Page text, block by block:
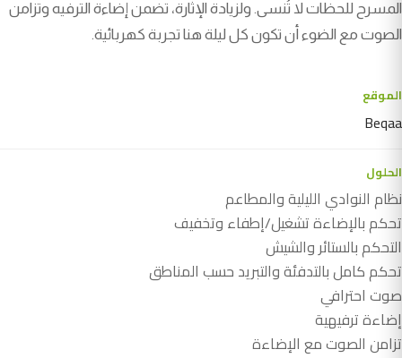
المسرح للحظات لا تُنسى. ولزيادة الإثارة، تضمن إضاءة الترفيه وتزامن
الصوت مع الضوء أن تكون كل ليلة هنا تجربة كهربائية.
الموقع
Beqaa
الحلول
نظام النوادي الليلية والمطاعم
تحكم بالإضاءة تشغيل/إطفاء وتخفيف
التحكم بالستائر والشيش
تحكم كامل بالتدفئة والتبريد حسب المناطق
صوت احترافي
إضاءة ترفيهية
تزامن الصوت مع الإضاءة